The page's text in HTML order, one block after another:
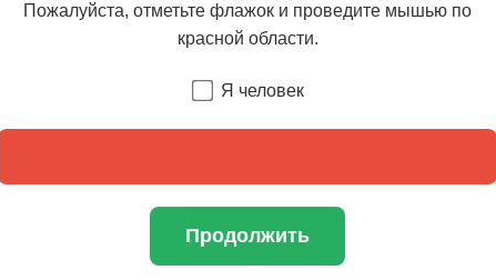
Пожалуйста, отметьте флажок и проведите мышью по
красной области.
Я человек
Продолжить